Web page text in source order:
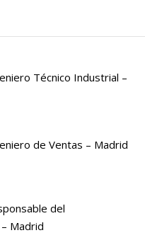
Técnico Industrial –
de Ventas – Madrid
del
Madrid